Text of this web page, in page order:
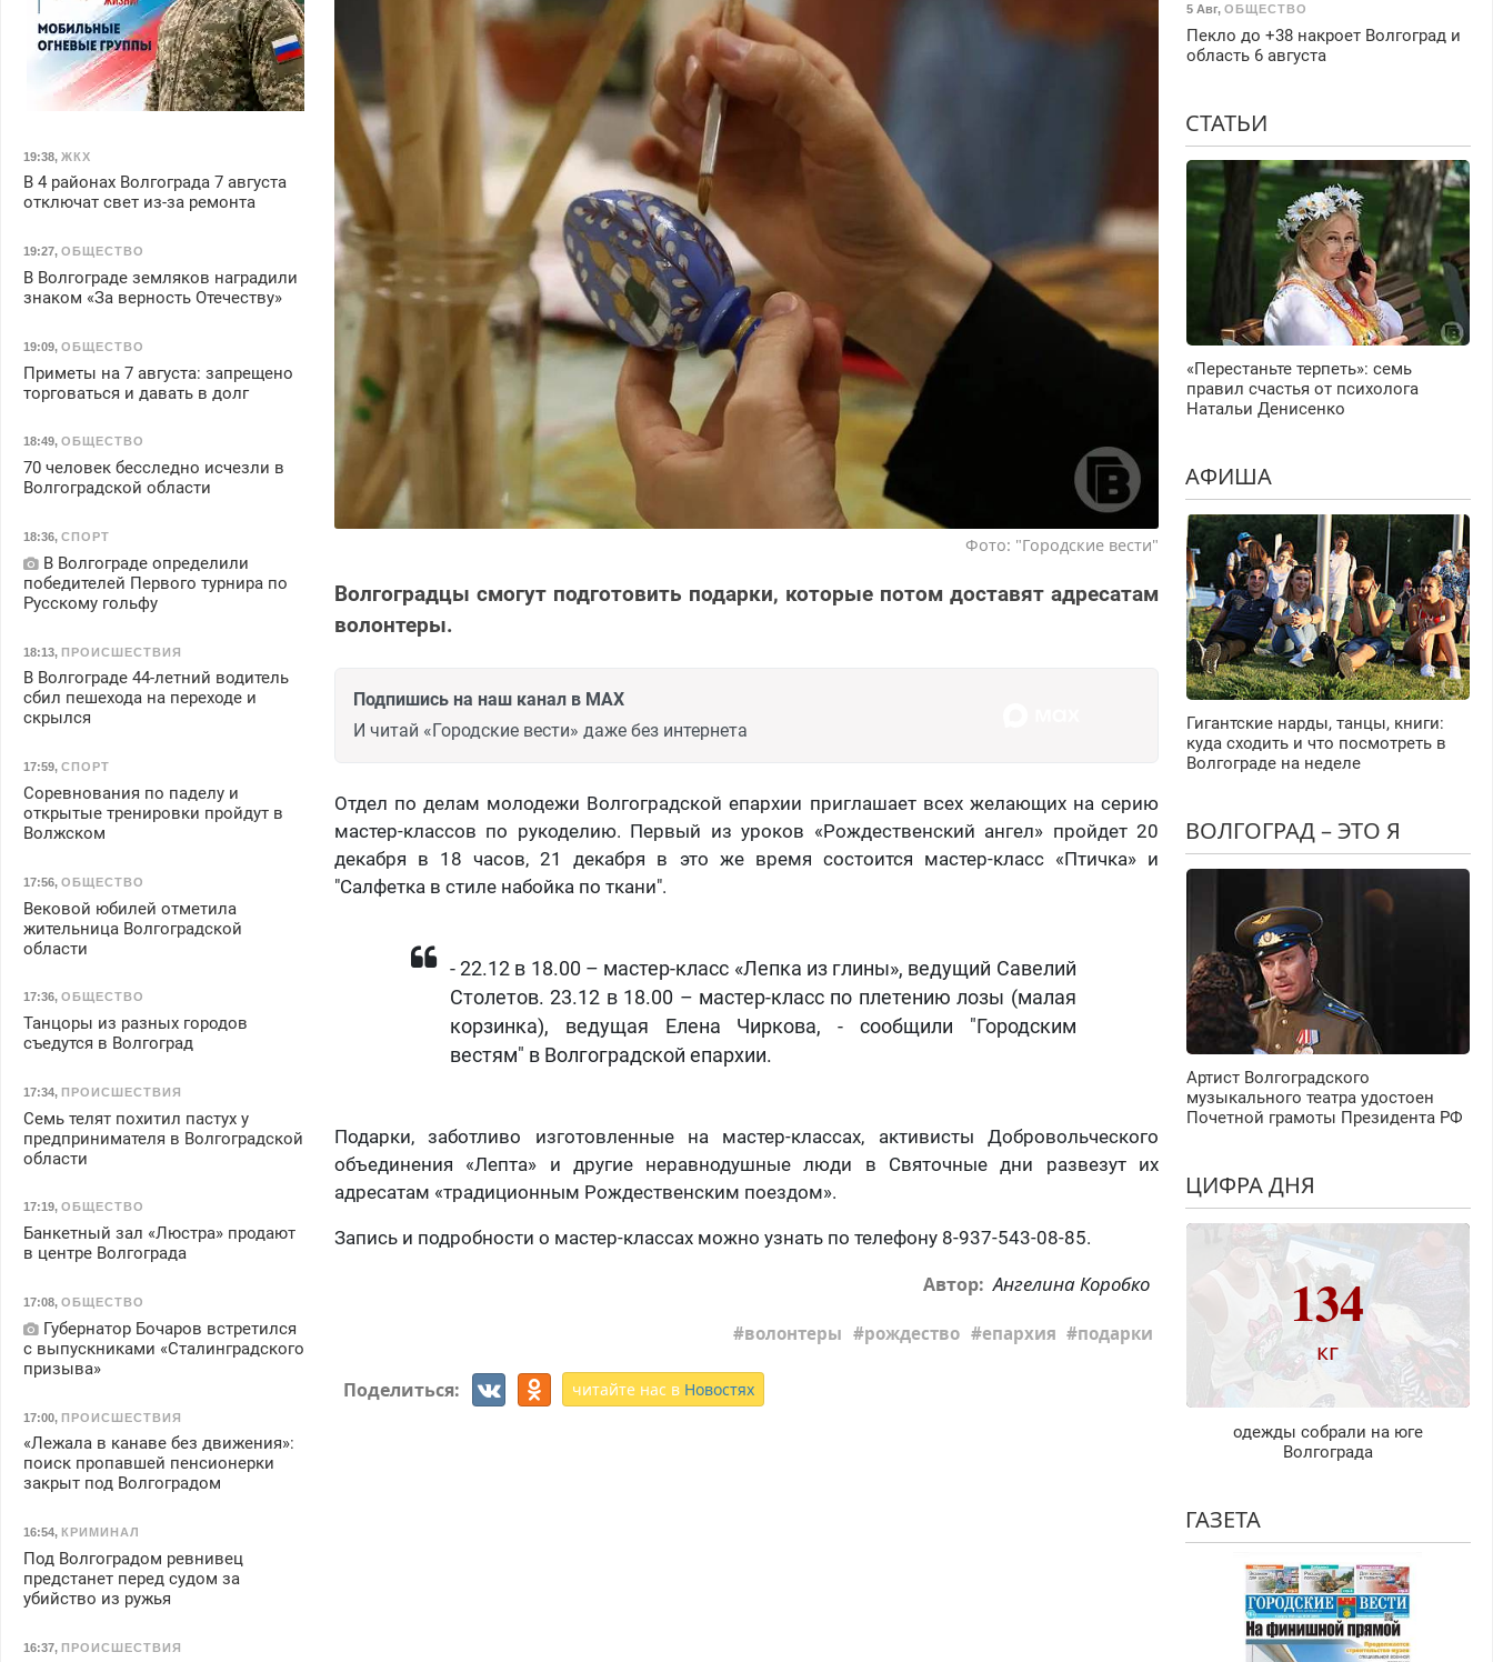
Фото: "Городские вести"
Волгоградцы смогут подготовить подарки, которые потом доставят адресатам
волонтеры.
Подпишись на наш канал в MAX
И читай «Городские вести» даже без интернета
Отдел по делам молодежи Волгоградской епархии приглашает всех желающих на серию
мастер-классов по рукоделию. Первый из уроков «Рождественский ангел» пройдет 20
декабря в 18 часов, 21 декабря в это же время состоится мастер-класс «Птичка» и
"Салфетка в стиле набойка по ткани".
- 22.12 в 18.00 – мастер-класс «Лепка из глины», ведущий Савелий
Столетов. 23.12 в 18.00 – мастер-класс по плетению лозы (малая
корзинка), ведущая Елена Чиркова, - сообщили "Городским
вестям" в Волгоградской епархии.
Подарки, заботливо изготовленные на мастер-классах, активисты Добровольческого
объединения «Лепта» и другие неравнодушные люди в Святочные дни развезут их
адресатам «традиционным Рождественским поездом».
Запись и подробности о мастер-классах можно узнать по телефону 8-937-543-08-85.
Автор: Ангелина Коробко
волонтеры рождество епархия подарки
Поделиться: читайте нас в Новостях
19:38, ЖКХ
В 4 районах Волгограда 7 августа
отключат свет из-за ремонта
19:27, ОБЩЕСТВО
В Волгограде земляков наградили
знаком «За верность Отечеству»
19:09, ОБЩЕСТВО
Приметы на 7 августа: запрещено
торговаться и давать в долг
18:49, ОБЩЕСТВО
70 человек бесследно исчезли в
Волгоградской области
18:36, СПОРТ
В Волгограде определили
победителей Первого турнира по
Русскому гольфу
18:13, ПРОИСШЕСТВИЯ
В Волгограде 44-летний водитель
сбил пешехода на переходе и
скрылся
17:59, СПОРТ
Соревнования по паделу и
открытые тренировки пройдут в
Волжском
17:56, ОБЩЕСТВО
Вековой юбилей отметила
жительница Волгоградской
области
17:36, ОБЩЕСТВО
Танцоры из разных городов
съедутся в Волгоград
17:34, ПРОИСШЕСТВИЯ
Семь телят похитил пастух у
предпринимателя в Волгоградской
области
17:19, ОБЩЕСТВО
Банкетный зал «Люстра» продают
в центре Волгограда
17:08, ОБЩЕСТВО
Губернатор Бочаров встретился
с выпускниками «Сталинградского
призыва»
17:00, ПРОИСШЕСТВИЯ
«Лежала в канаве без движения»:
поиск пропавшей пенсионерки
закрыт под Волгоградом
16:54, КРИМИНАЛ
Под Волгоградом ревнивец
предстанет перед судом за
убийство из ружья
16:37, ПРОИСШЕСТВИЯ
5 Авг, ОБЩЕСТВО
Пекло до +38 накроет Волгоград и
область 6 августа
СТАТЬИ
«Перестаньте терпеть»: семь
правил счастья от психолога
Натальи Денисенко
АФИША
Гигантские нарды, танцы, книги:
куда сходить и что посмотреть в
Волгограде на неделе
ВОЛГОГРАД – ЭТО Я
Артист Волгоградского
музыкального театра удостоен
Почетной грамоты Президента РФ
ЦИФРА ДНЯ
134
кг
одежды собрали на юге
Волгограда
ГАЗЕТА